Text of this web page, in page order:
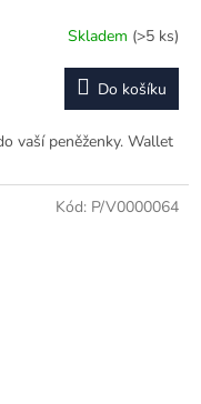
Skladem (>5 ks)
Do košíku
vaší peněženky. Wallet
Kód: P/V0000064